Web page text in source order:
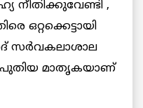
നീതിക്കുവേണ്ടി ,
ഒറ്റക്കെട്ടായി
സർവകലാശാല
പുതിയ മാതൃകയാണ്